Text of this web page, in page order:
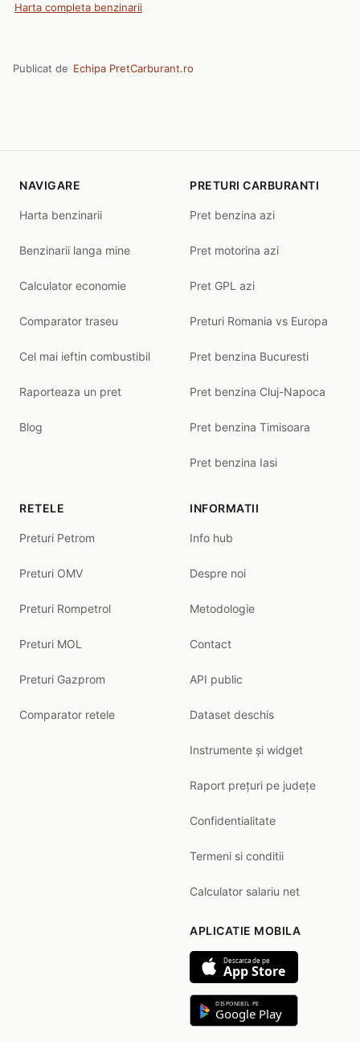
Harta completa benzinarii
Publicat de Echipa PretCarburant.ro
NAVIGARE
Harta benzinarii
Benzinarii langa mine
Calculator economie
Comparator traseu
Cel mai ieftin combustibil
Raporteaza un pret
Blog
PRETURI CARBURANTI
Pret benzina azi
Pret motorina azi
Pret GPL azi
Preturi Romania vs Europa
Pret benzina Bucuresti
Pret benzina Cluj-Napoca
Pret benzina Timisoara
Pret benzina Iasi
RETELE
Preturi Petrom
Preturi OMV
Preturi Rompetrol
Preturi MOL
Preturi Gazprom
Comparator retele
INFORMATII
Info hub
Despre noi
Metodologie
Contact
API public
Dataset deschis
Instrumente și widget
Raport prețuri pe județe
Confidentialitate
Termeni si conditii
Calculator salariu net
APLICATIE MOBILA
Descarca de pe
App Store
DISPONIBIL PE
Google Play